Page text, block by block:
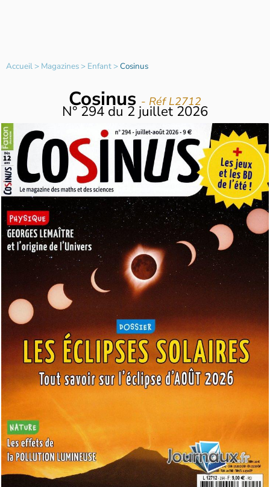
Accueil> Magazines> Enfant>Cosinus
Cosinus - Réf L2712
N°294du2 juillet 2026